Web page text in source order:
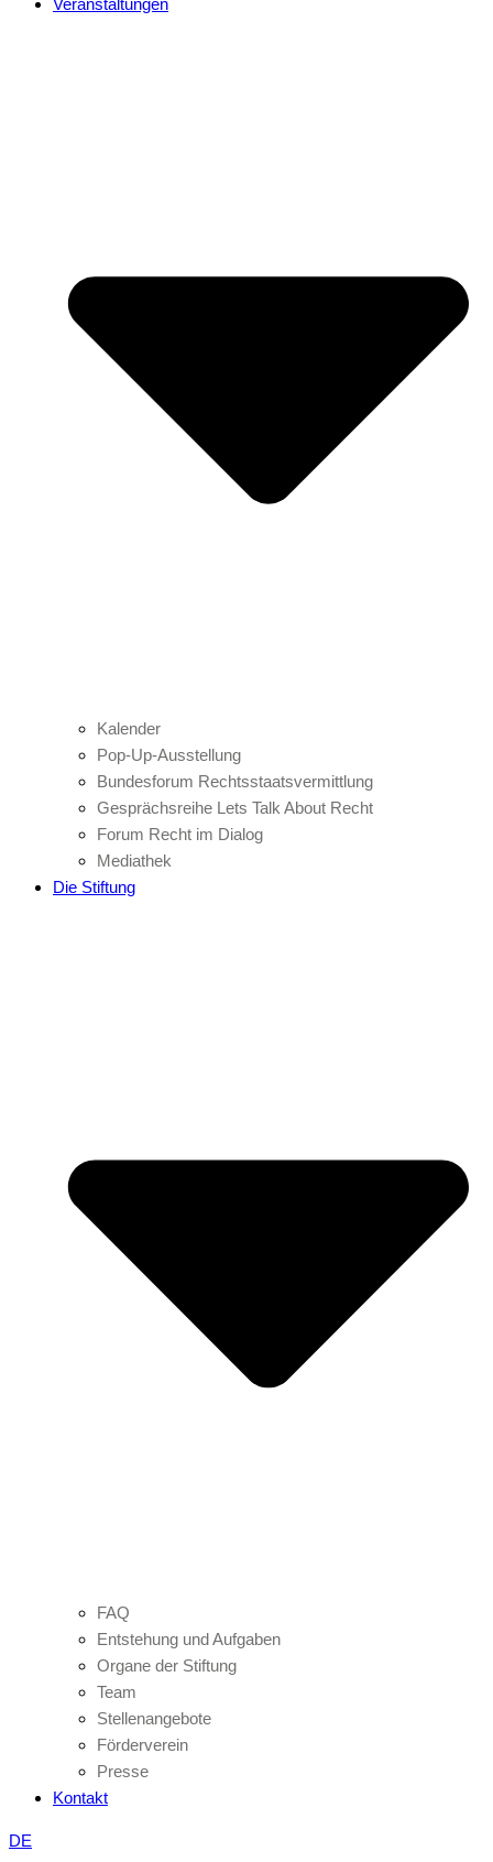
Veranstaltungen
Kalender
Pop-Up-Ausstellung
Bundesforum Rechtsstaatsvermittlung
Gesprächsreihe Lets Talk About Recht
Forum Recht im Dialog
Mediathek
Die Stiftung
FAQ
Entstehung und Aufgaben
Organe der Stiftung
Team
Stellenangebote
Förderverein
Presse
Kontakt
DE